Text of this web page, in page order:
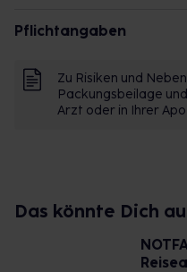
Pflichtangaben
Zu Risiken und
Packungsbeilage
Arzt oder in Ihrer
Das könnte Dich